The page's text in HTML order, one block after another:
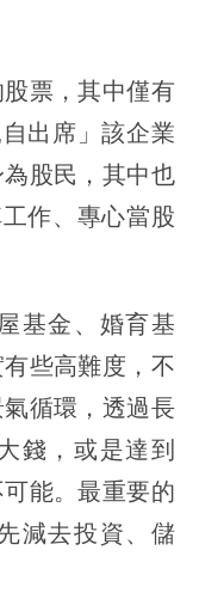
票，其中僅有
出席」該企業
股民，其中也
作、專心當股
基金、婚育基
些高難度，不
循環，透過長
錢，或是達到
能。最重要的
減去投資、儲